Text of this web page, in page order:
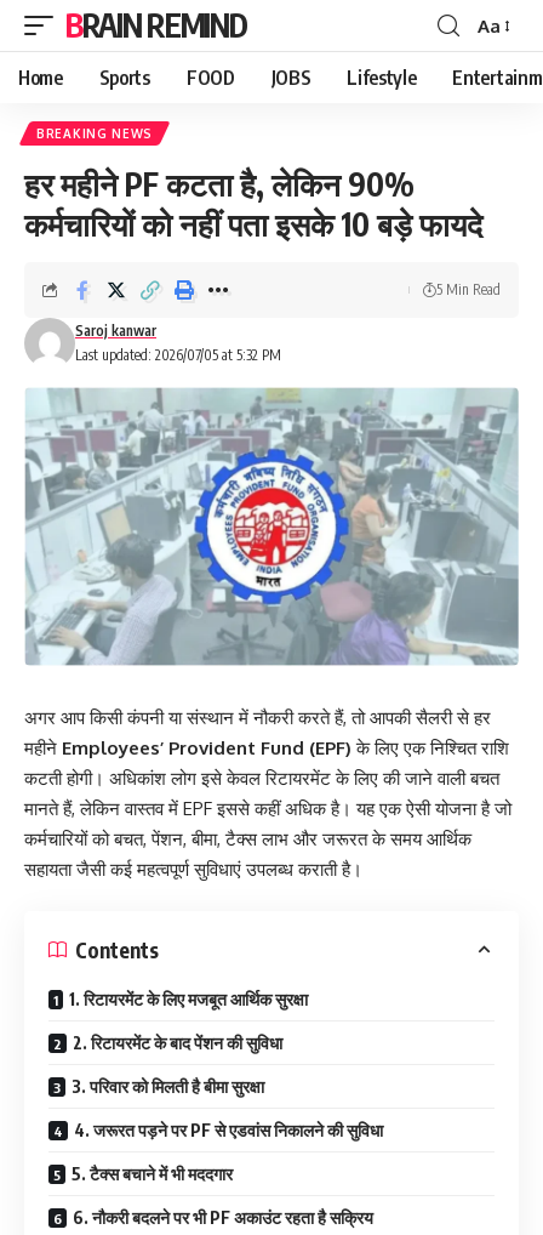
BRAIN REMIND
Font
Resizer
Aa
Home Sports FOOD JOBS Lifestyle
BREAKING NEWS
हर महीने PF कटता है, लेकिन 90%
कर्मचारियों को नहीं पता इसके 10 बड़े फायदे
Last updated: 2026/07/05 at 5:32 PM
Saroj kanwar
5 Min Read
अगर आप किसी कंपनी या संस्थान में नौकरी करते हैं, तो आपकी सैलरी से हर
महीने Employees’ Provident Fund (EPF) के लिए एक निश्चित राशि
कटती होगी। अधिकांश लोग इसे केवल रिटायरमेंट के लिए की जाने वाली बचत
मानते हैं, लेकिन वास्तव में EPF इससे कहीं अधिक है। यह एक ऐसी योजना है जो
कर्मचारियों को बचत, पेंशन, बीमा, टैक्स लाभ और जरूरत के समय आर्थिक
सहायता जैसी कई महत्वपूर्ण सुविधाएं उपलब्ध कराती है।
Contents
1. रिटायरमेंट के लिए मजबूत आर्थिक सुरक्षा
2. रिटायरमेंट के बाद पेंशन की सुविधा
3. परिवार को मिलती है बीमा सुरक्षा
4. जरूरत पड़ने पर PF से एडवांस निकालने की सुविधा
5. टैक्स बचाने में भी मददगार
6. नौकरी बदलने पर भी PF अकाउंट रहता है सक्रिय